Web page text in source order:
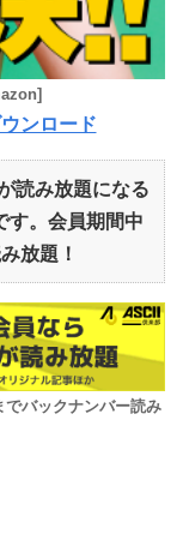
ンロード
読み放題になる
す。会員期間中
放題！
でバックナンバー読み